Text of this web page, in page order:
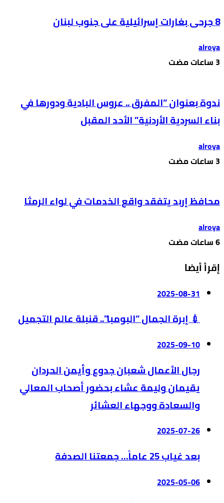
8 جرحى بغارات إسرائيلية على جنوب لبنان
alroya
ندوة بعنوان “المفرق .. عروس البادية ودورها في
بناء السردية الأردنية” الأحد المقبل
alroya
محافظ إربد يتفقد واقع الخدمات في لواء الرمثا
alroya
إقرأ أيضا
2025-08-31
💉 إبرة الجمال “البومبا”.. قنبلة عالم التجميل
2025-09-10
رجال الأعمال شعبان جدوع وأيمن الحردان
يقيمان وليمة عشاء بحضور أصحاب المعالي
والسعادة ووجهاء العشائر
2025-07-26
بعد غياب 25 عاماً… جمعتنا الصدفة
2025-05-06